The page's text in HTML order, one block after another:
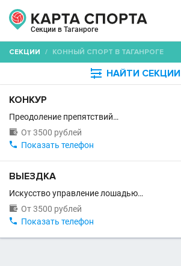
Секции в Таганроге
СЕКЦИИ / КОННЫЙ СПОРТ В ТАГАНРОГЕ
 НАЙТИ СЕКЦИИ
КОНКУР
Преодоление препятствий…
 От 3500 рублей
 Показать телефон
ВЫЕЗДКА
Искусство управление лошадью…
 От 3500 рублей
 Показать телефон